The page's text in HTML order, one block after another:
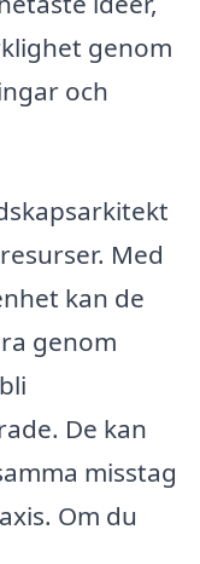
genom
och
Med
kan de
genom
De kan
misstag
Om du